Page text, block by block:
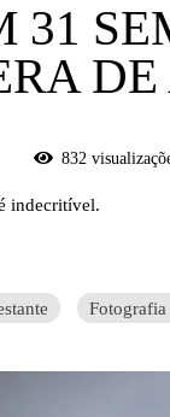
31
832
indecritível.
Fotografia